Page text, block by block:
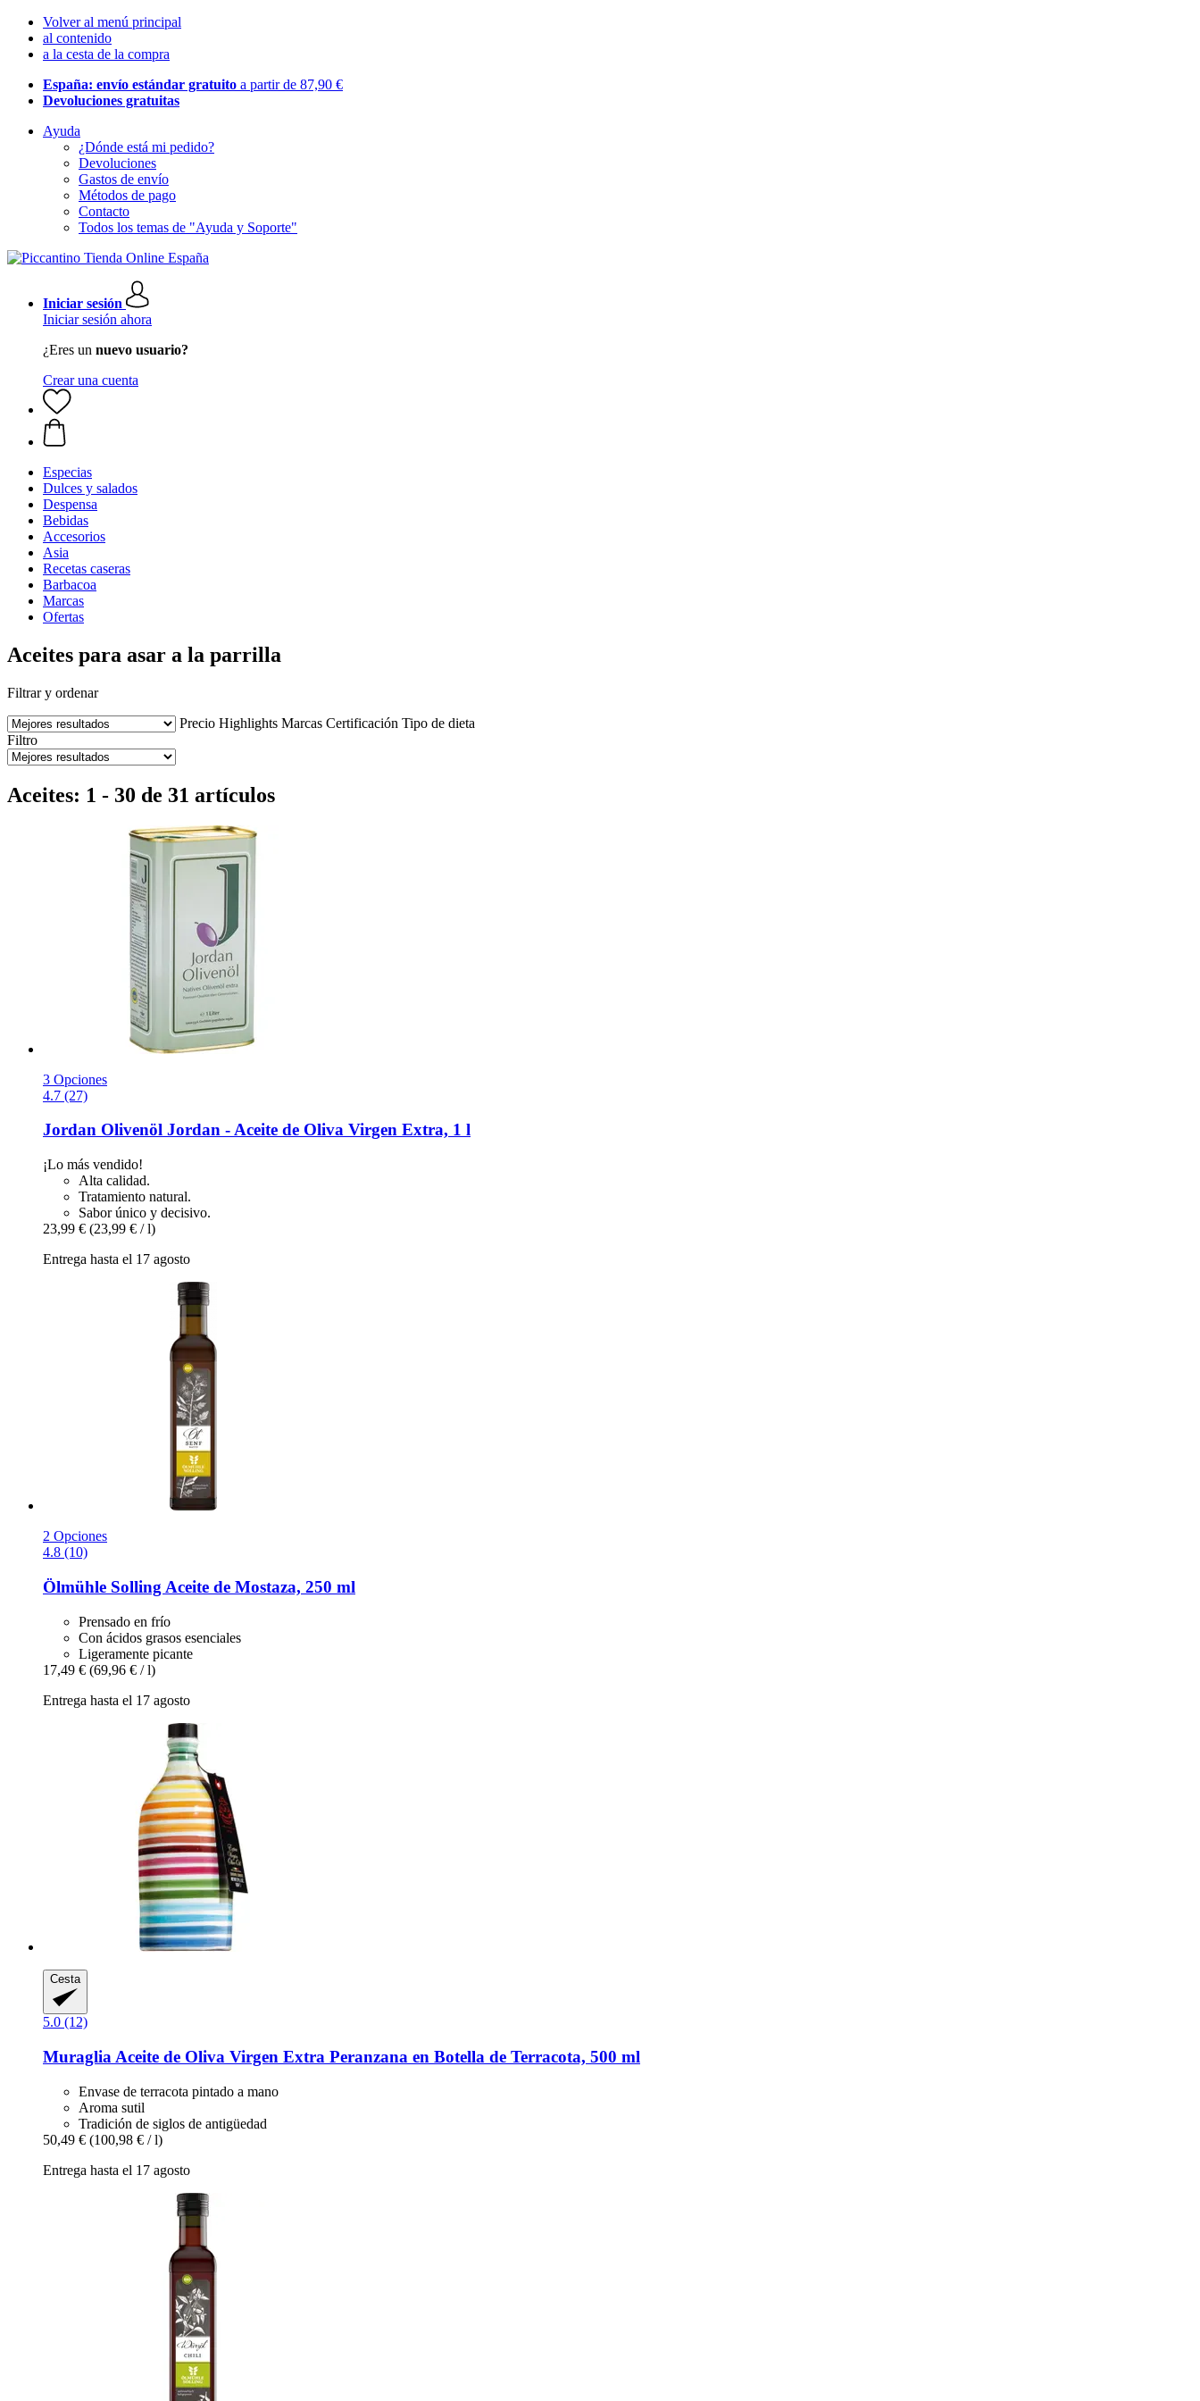
Volver al menú principal
al contenido
a la cesta de la compra
España: envío estándar gratuito a partir de 87,90 €
Devoluciones gratuitas
Ayuda
¿Dónde está mi pedido?
Devoluciones
Gastos de envío
Métodos de pago
Contacto
Todos los temas de "Ayuda y Soporte"
Iniciar sesión
Iniciar sesión ahora
¿Eres un nuevo usuario?
Crear una cuenta
Especias
Dulces y salados
Despensa
Bebidas
Accesorios
Asia
Recetas caseras
Barbacoa
Marcas
Ofertas
Aceites para asar a la parrilla
Filtrar y ordenar
Precio Highlights Marcas Certificación Tipo de dieta
Filtro
Aceites: 1 - 30 de 31 artículos
3 Opciones
4.7 (27)
Jordan Olivenöl Jordan -​ Aceite de Oliva Virgen Extra, 1 l
¡Lo más vendido!
Alta calidad.
Tratamiento natural.
Sabor único y decisivo.
23,99 € (23,99 € / l)
Entrega hasta el 17 agosto
2 Opciones
4.8 (10)
Ölmühle Solling Aceite de Mostaza, 250 ml
Prensado en frío
Con ácidos grasos esenciales
Ligeramente picante
17,49 € (69,96 € / l)
Entrega hasta el 17 agosto
Cesta
5.0 (12)
Muraglia Aceite de Oliva Virgen Extra Peranzana en Botella de Terracota, 500 ml
Envase de terracota pintado a mano
Aroma sutil
Tradición de siglos de antigüedad
50,49 € (100,98 € / l)
Entrega hasta el 17 agosto